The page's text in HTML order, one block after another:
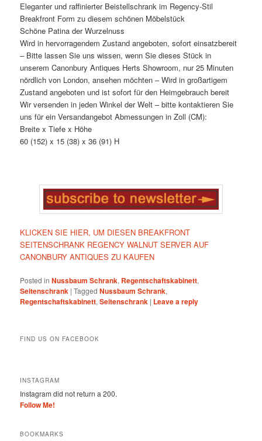
Eleganter und raffinierter Beistellschrank im Regency-Stil
Breakfront Form zu diesem schönen Möbelstück
Schöne Patina der Wurzelnuss
Wird in hervorragendem Zustand angeboten, sofort einsatzbereit
– Bitte lassen Sie uns wissen, wenn Sie dieses Stück in
unserem Canonbury Antiques Herts Showroom, nur 25 Minuten
nördlich von London, ansehen möchten – Wird in großartigem
Zustand angeboten und ist sofort für den Heimgebrauch bereit
Wir versenden in jeden Winkel der Welt – bitte kontaktieren Sie
uns für ein Versandangebot Abmessungen in Zoll (CM):
Breite x Tiefe x Höhe
60 (152) x 15 (38) x 36 (91) H
KLICKEN SIE HIER, UM DIESEN BREAKFRONT
SEITENSCHRANK REGENCY WALNUT SERVER AUF
CANONBURY ANTIQUES ZU KAUFEN
Posted in Nussbaum Schrank, Regentschaftskabinett,
Seitenschrank |Tagged Nussbaum Schrank,
Regentschaftskabinett,Seitenschrank | Leave a reply
FIND US ON FACEBOOK
INSTAGRAM
Instagram did not return a 200.
Follow Me!
BOOKMARKS